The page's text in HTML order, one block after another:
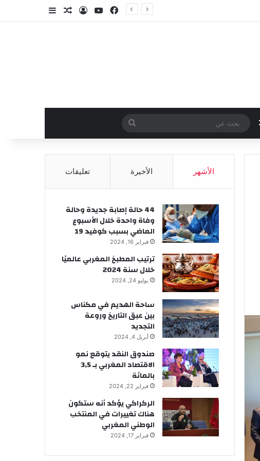
فيسبوك‫YouTubeتسجيل الدخول
مقال عشوائي
مقال عشوائي
عن
الأشهر الأخيرة تعليقات
44 حالة إصابة جديدة وحالة
وفاة واحدة خلال الأسبوع
الماضي بسبب كوفيد 19
فبراير 16, 2024
ترتيب المطبخ المغربي عالميًا
خلال سنة 2024
يوليو 24, 2024
ساحة الهديم في مكناس
بين عبق التاريخ وروعة
التجديد
أبريل 4, 2024
صندوق النقد يتوقع نمو
الاقتصاد المغربي بـ 3,5
بالمائة
فبراير 22, 2024
الركراكي يؤكد أنه ستكون
هناك تغييرات في المنتخب
الوطني المغربي
فبراير 17, 2024